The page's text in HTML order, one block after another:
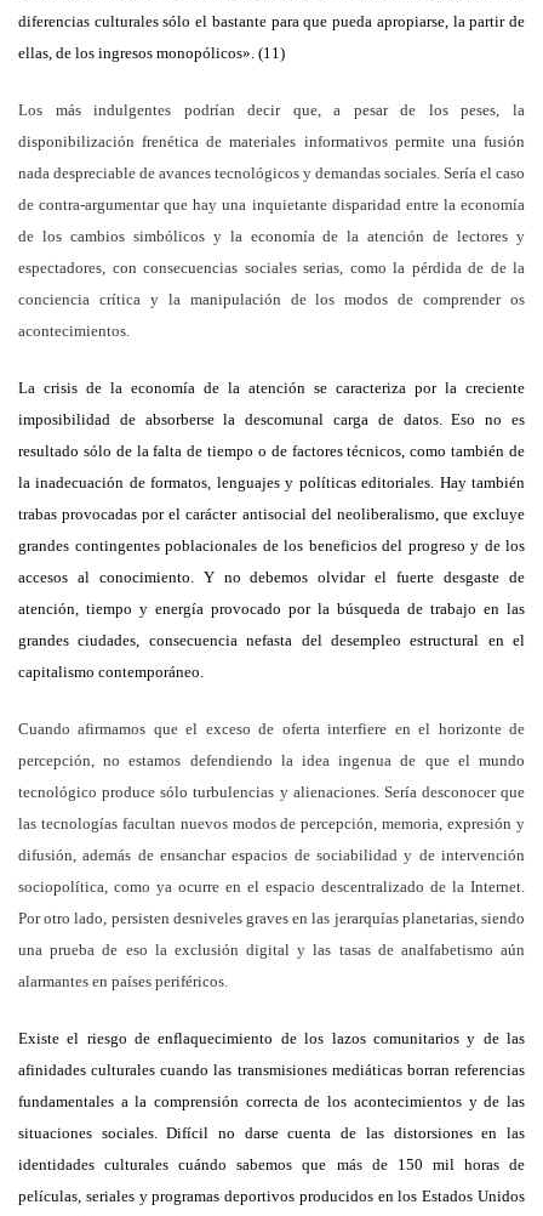
diferencias culturales sólo el bastante para que pueda apropiarse, la partir de
ellas, de los ingresos monopólicos». (11)
Los más indulgentes podrían decir que, a pesar de los peses, la
disponibilización frenética de materiales informativos permite una fusión
nada despreciable de avances tecnológicos y demandas sociales. Sería el caso
de contra-argumentar que hay una inquietante disparidad entre la economía
de los cambios simbólicos y la economía de la atención de lectores y
espectadores, con consecuencias sociales serias, como la pérdida de de la
conciencia crítica y la manipulación de los modos de comprender os
acontecimientos.
La crisis de la economía de la atención se caracteriza por la creciente
imposibilidad de absorberse la descomunal carga de datos. Eso no es
resultado sólo de la falta de tiempo o de factores técnicos, como también de
la inadecuación de formatos, lenguajes y políticas editoriales. Hay también
trabas provocadas por el carácter antisocial del neoliberalismo, que excluye
grandes contingentes poblacionales de los beneficios del progreso y de los
accesos al conocimiento. Y no debemos olvidar el fuerte desgaste de
atención, tiempo y energía provocado por la búsqueda de trabajo en las
grandes ciudades, consecuencia nefasta del desempleo estructural en el
capitalismo contemporáneo.
Cuando afirmamos que el exceso de oferta interfiere en el horizonte de
percepción, no estamos defendiendo la idea ingenua de que el mundo
tecnológico produce sólo turbulencias y alienaciones. Sería desconocer que
las tecnologías facultan nuevos modos de percepción, memoria, expresión y
difusión, además de ensanchar espacios de sociabilidad y de intervención
sociopolítica, como ya ocurre en el espacio descentralizado de la Internet.
Por otro lado, persisten desniveles graves en las jerarquías planetarias, siendo
una prueba de eso la exclusión digital y las tasas de analfabetismo aún
alarmantes en países periféricos.
Existe el riesgo de enflaquecimiento de los lazos comunitarios y de las
afinidades culturales cuando las transmisiones mediáticas borran referencias
fundamentales a la comprensión correcta de los acontecimientos y de las
situaciones sociales. Difícil no darse cuenta de las distorsiones en las
identidades culturales cuándo sabemos que más de 150 mil horas de
películas, seriales y programas deportivos producidos en los Estados Unidos